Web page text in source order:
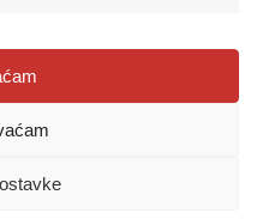
je uz navođenje izvora.